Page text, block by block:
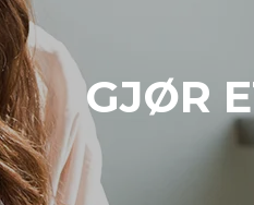
GJØR